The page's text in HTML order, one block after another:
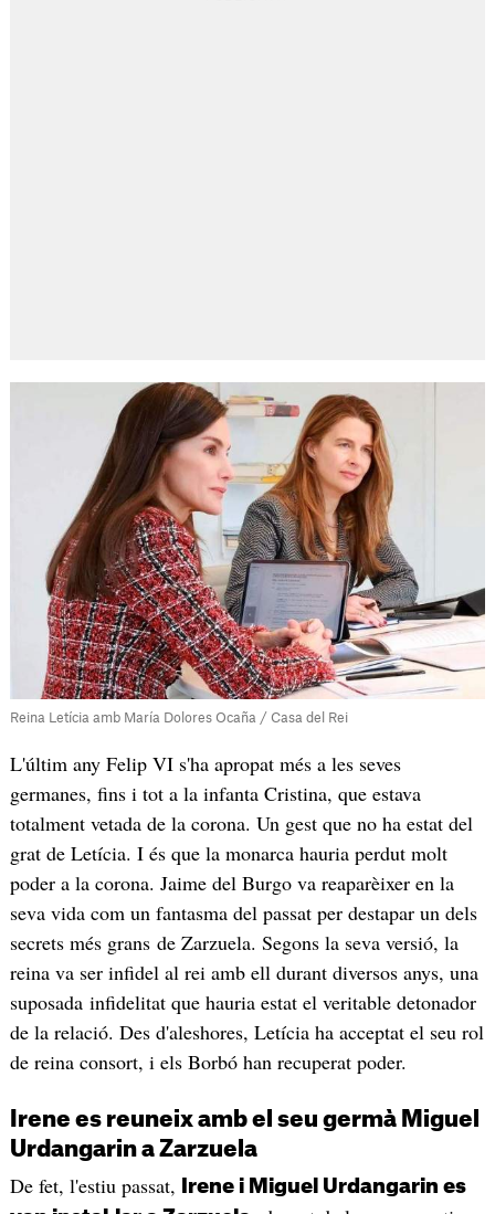
Reina Letícia amb María Dolores Ocaña / Casa del Rei
L'últim any Felip VI s'ha apropat més a les seves
germanes, fins i tot a la infanta Cristina, que estava
totalment vetada de la corona. Un gest que no ha estat del
grat de Letícia. I és que la monarca hauria perdut molt
poder a la corona. Jaime del Burgo va reaparèixer en la
seva vida com un fantasma del passat per destapar un dels
secrets més grans de Zarzuela. Segons la seva versió, la
reina va ser infidel al rei amb ell durant diversos anys, una
suposada infidelitat que hauria estat el veritable detonador
de la relació. Des d'aleshores, Letícia ha acceptat el seu rol
de reina consort, i els Borbó han recuperat poder.
Irene es reuneix amb el seu germà Miguel
Urdangarin a Zarzuela
De fet, l'estiu passat,
Irene i Miguel Urdangarin es